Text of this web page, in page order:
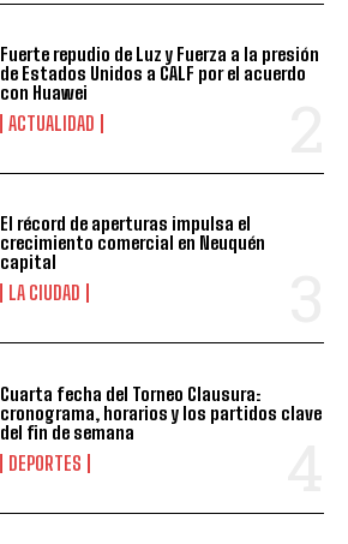
Fuerte repudio de Luz y Fuerza a la presión
de Estados Unidos a CALF por el acuerdo
con Huawei
ACTUALIDAD
El récord de aperturas impulsa el
crecimiento comercial en Neuquén
capital
LA CIUDAD
Cuarta fecha del Torneo Clausura:
cronograma, horarios y los partidos clave
del fin de semana
DEPORTES